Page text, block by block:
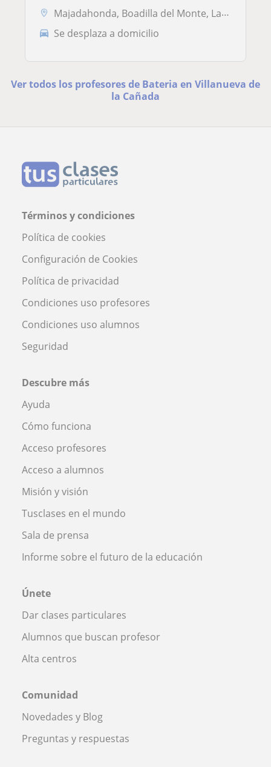
Majadahonda, Boadilla del Monte, Las Rozas de Madrid, Villanueva del P...
Se desplaza a domicilio
Ver todos los profesores de Bateria en Villanueva de
la Cañada
Términos y condiciones
Política de cookies
Configuración de Cookies
Política de privacidad
Condiciones uso profesores
Condiciones uso alumnos
Seguridad
Descubre más
Ayuda
Cómo funciona
Acceso profesores
Acceso a alumnos
Misión y visión
Tusclases en el mundo
Sala de prensa
Informe sobre el futuro de la educación
Únete
Dar clases particulares
Alumnos que buscan profesor
Alta centros
Comunidad
Novedades y Blog
Preguntas y respuestas